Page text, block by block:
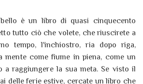
è un libro di quasi cinquecento
tutto ciò che volete, che riuscirete a
tempo, l'inchiostro, ria dopo riga,
mente come fiume in piena, come un
a raggiungere la sua meta. Se visto il
delle ferie estive, cercate un libro che